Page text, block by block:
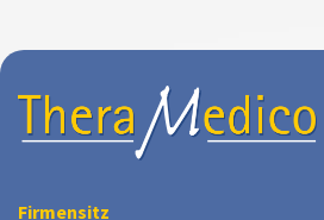
Firmensitz